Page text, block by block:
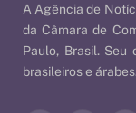
A Agência de
da Câmara de
Paulo, Brasil. Seu
brasileiros e